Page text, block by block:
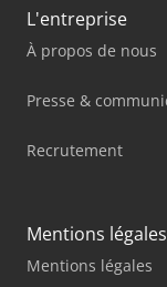
L'entreprise
À propos de nous
Presse &
Recrutement
Mentions légales
Mentions légales